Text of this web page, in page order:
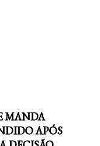
MANDA
APÓS